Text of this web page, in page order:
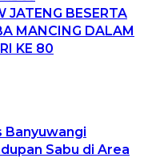
BESERTA
MANCING DALAM
KE 80
Banyuwangi
Sabu di Area